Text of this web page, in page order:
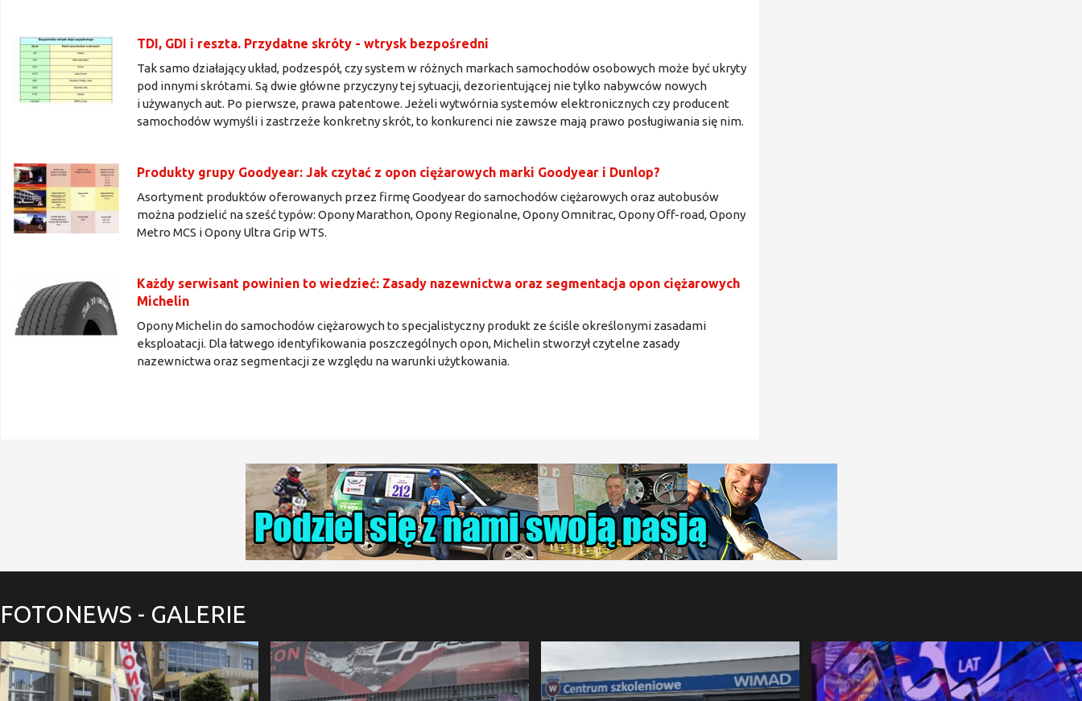
TDI, GDI i reszta. Przydatne skróty - wtrysk bezpośredni
Tak samo działający układ, podzespół, czy system w różnych markach samochodów osobowych może być ukryty
pod innymi skrótami. Są dwie główne przyczyny tej sytuacji, dezorientującej nie tylko nabywców nowych
i używanych aut. Po pierwsze, prawa patentowe. Jeżeli wytwórnia systemów elektronicznych czy producent
samochodów wymyśli i zastrzeże konkretny skrót, to konkurenci nie zawsze mają prawo posługiwania się nim.
Produkty grupy Goodyear: Jak czytać z opon ciężarowych marki Goodyear i Dunlop?
Asortyment produktów oferowanych przez firmę Goodyear do samochodów ciężarowych oraz autobusów
można podzielić na sześć typów: Opony Marathon, Opony Regionalne, Opony Omnitrac, Opony Off-road, Opony
Metro MCS i Opony Ultra Grip WTS.
Każdy serwisant powinien to wiedzieć: Zasady nazewnictwa oraz segmentacja opon ciężarowych
Michelin
Opony Michelin do samochodów ciężarowych to specjalistyczny produkt ze ściśle określonymi zasadami
eksploatacji. Dla łatwego identyfikowania poszczególnych opon, Michelin stworzył czytelne zasady
nazewnictwa oraz segmentacji ze względu na warunki użytkowania.
FOTONEWS - GALERIE